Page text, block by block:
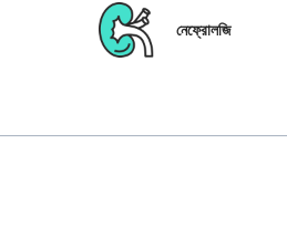
নেফ্রোলজি